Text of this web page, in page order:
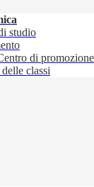
studio
di
classi